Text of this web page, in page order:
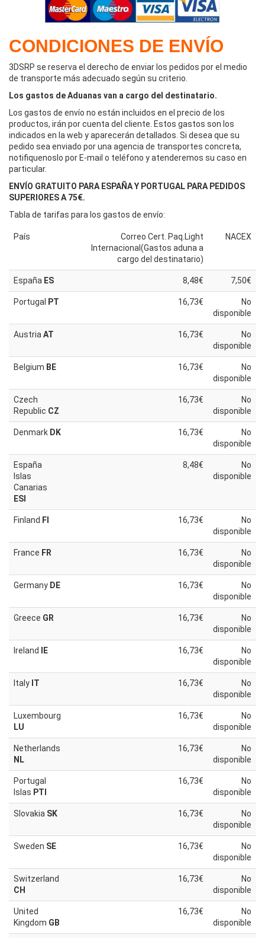
CONDICIONES DE ENVÍO
3DSRP se reserva el derecho de enviar los pedidos por el medio
de transporte más adecuado según su criterio.
Los gastos de Aduanas van a cargo del destinatario.
Los gastos de envío no están incluidos en el precio de los
productos, irán por cuenta del cliente. Estos gastos son los
indicados en la web y aparecerán detallados. Si desea que su
pedido sea enviado por una agencia de transportes concreta,
notifiquenoslo por E-mail o teléfono y atenderemos su caso en
particular.
ENVÍO GRATUITO PARA ESPAÑA Y PORTUGAL PARA PEDIDOS
SUPERIORES A 75€.
Tabla de tarifas para los gastos de envío:
País
Correo Cert. Paq.Light
Internacional(Gastos aduna a
cargo del destinatario)
NACEX
España ES 8,48€ 7,50€
Portugal PT 16,73€
No
disponible
AustriaAT 16,73€
No
disponible
Belgium BE 16,73€
No
disponible
Czech
Republic CZ
16,73€
No
disponible
Denmark DK 16,73€
No
disponible
España
Islas
Canarias
ESI
8,48€
No
disponible
Finland FI 16,73€
No
disponible
France FR 16,73€
No
disponible
Germany DE 16,73€
No
disponible
Greece GR 16,73€
No
disponible
Ireland IE 16,73€
No
disponible
Italy IT 16,73€
No
disponible
Luxembourg
LU
16,73€
No
disponible
Netherlands
NL
16,73€
No
disponible
Portugal
Islas PTI
16,73€
No
disponible
Slovakia SK 16,73€
No
disponible
Sweden SE 16,73€
No
disponible
Switzerland
CH
16,73€
No
disponible
United
Kingdom GB
16,73€
No
disponible